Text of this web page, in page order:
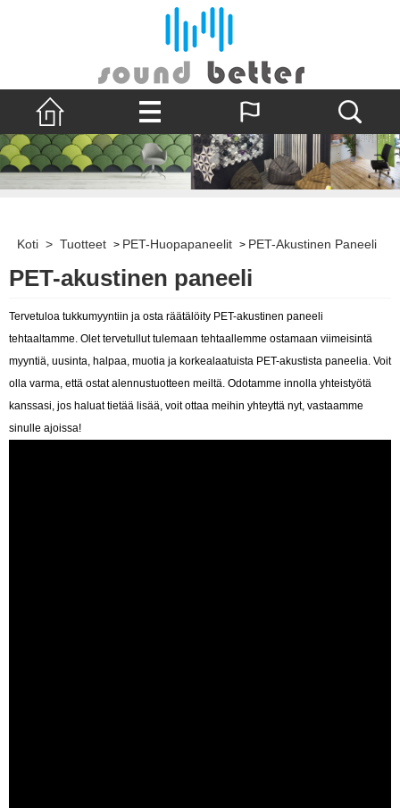
Koti > Tuotteet > PET-Huopapaneelit > PET-Akustinen Paneeli
PET-akustinen paneeli
Tervetuloa tukkumyyntiin ja osta räätälöity PET-akustinen paneeli
tehtaaltamme. Olet tervetullut tulemaan tehtaallemme ostamaan viimeisintä
myyntiä, uusinta, halpaa, muotia ja korkealaatuista PET-akustista paneelia. Voit
olla varma, että ostat alennustuotteen meiltä. Odotamme innolla yhteistyötä
kanssasi, jos haluat tietää lisää, voit ottaa meihin yhteyttä nyt, vastaamme
sinulle ajoissa!